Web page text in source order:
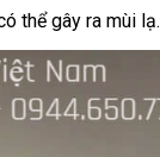
thể gây ra mùi lạ.